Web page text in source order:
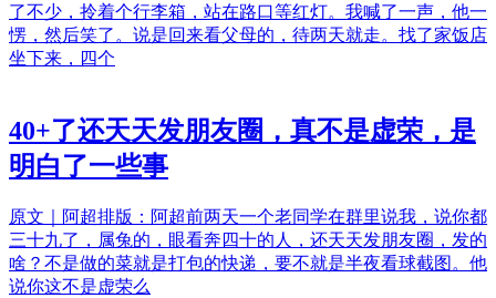
了不少，拎着个行李箱，站在路口等红灯。我喊了一声，他一
愣，然后笑了。说是回来看父母的，待两天就走。找了家饭店
坐下来，四个
40+了还天天发朋友圈，真不是虚荣，是
明白了一些事
原文｜阿超排版：阿超前两天一个老同学在群里说我，说你都
三十九了，属兔的，眼看奔四十的人，还天天发朋友圈，发的
啥？不是做的菜就是打包的快递，要不就是半夜看球截图。他
说你这不是虚荣么